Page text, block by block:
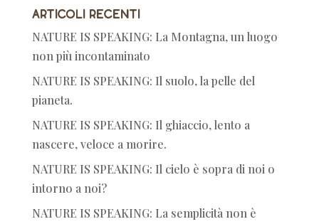
Articoli recenti
NATURE IS SPEAKING: La Montagna, un luogo
non più incontaminato
NATURE IS SPEAKING: Il suolo, la pelle del
pianeta.
NATURE IS SPEAKING: Il ghiaccio, lento a
nascere, veloce a morire.
NATURE IS SPEAKING: Il cielo è sopra di noi o
intorno a noi?
NATURE IS SPEAKING: La semplicità non è